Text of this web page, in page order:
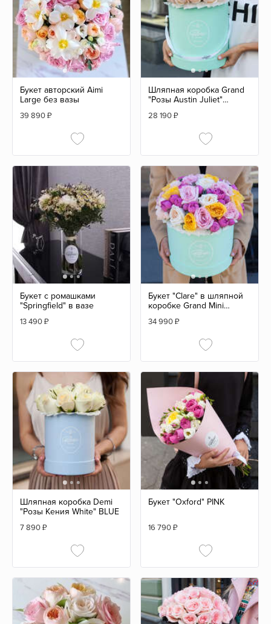
Букет авторский Aimi
Large без вазы
39 890₽
Шляпная коробка Grand
"Розы Austin Juliet"
28 190₽
Букет с ромашками
"Springfield" в вазе
13 490₽
Букет "Clare" в шляпной
коробке Grand Mini
34 990₽
Шляпная коробка Demi
"Розы Кения White" BLUE
7 890₽
Букет "Oxford" PINK
16 790₽